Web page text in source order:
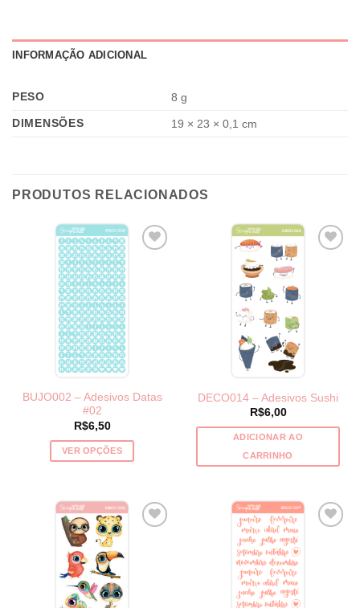
INFORMAÇÃO ADICIONAL
PESO
8 g
DIMENSÕES
19 × 23 × 0,1 cm
PRODUTOS RELACIONADOS
BUJO002 – Adesivos Datas
#02
R$6,50
VER OPÇÕES
tem
várias
variantes.
As
opções
podem
ser
DECO014 – Adesivos Sushi
R$6,00
ADICIONAR AO
CARRINHO